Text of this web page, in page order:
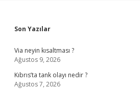
Sidebar
Son Yazılar
Via neyin kısaltması ?
Ağustos 9, 2026
Kıbrıs’ta tank olayı nedir ?
Ağustos 7, 2026